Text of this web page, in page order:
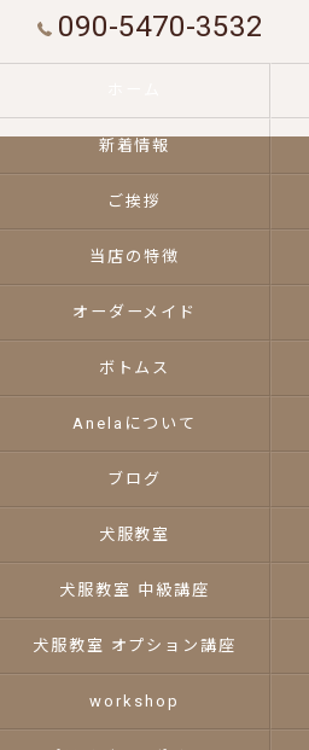
090-5470-3532
新着情報
ご挨拶
当店の特徴
オーダーメイド
ボトムス
Anelaについて
ブログ
犬服教室
犬服教室 中級講座
犬服教室 オプション講座
workshop